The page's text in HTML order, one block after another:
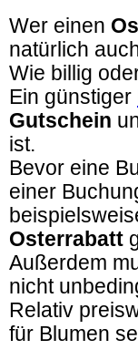
Wer einen
natürlich
Wie billig
Ein günstiger
Gutschein
ist.
Bevor eine
einer
Osterrabatt
Außerdem
nicht
Relativ
für Blumen